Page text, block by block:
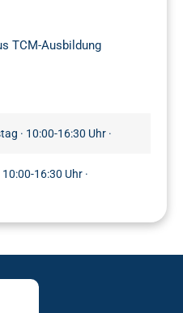
TCM-Ausbildung
· 10:00-16:30 Uhr ·
10:00-16:30 Uhr ·